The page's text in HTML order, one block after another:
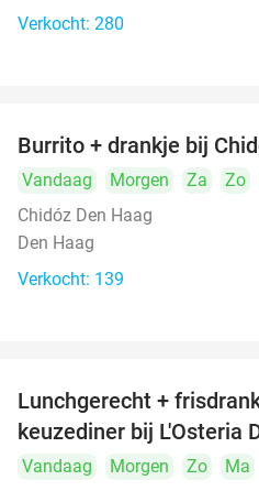
Verkocht: 280
Burrito + drankje bij
Vandaag Morgen Za Zo
Chidóz Den Haag
Den Haag
Verkocht: 139
Lunchgerecht +
keuzediner bij L'Osteria
Vandaag Morgen Zo Ma